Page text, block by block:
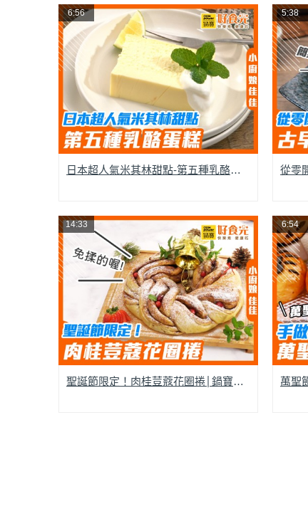
6:56
日本超人氣米其林甜點-第五種乳酪蛋糕！
5:38
14:33
聖誕節限定！肉桂荳蔻花圈捲│鍋寶好食光
6:54